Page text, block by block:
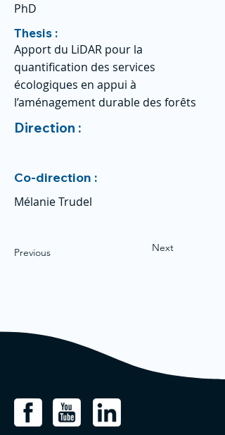
PhD
Thesis :
Apport du LiDAR pour la
quantification des services
écologiques en appui à
l’aménagement durable des forêts
Direction :
Co-direction :
Mélanie Trudel
Previous Next